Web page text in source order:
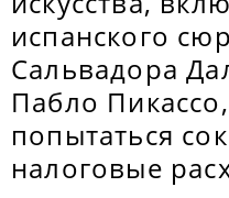
испанского
Сальвадора
Пабло
попытаться
налоговые